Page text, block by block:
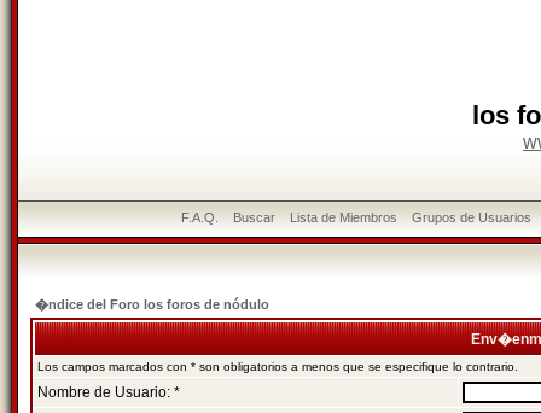
los
F.A.Q. Buscar Lista de Miembros Grupos de Usuarios
�ndice del Foro los foros de nódulo
Los campos marcados con * son obligatorios a menos que se especifique lo contrario.
Nombre de Usuario: *